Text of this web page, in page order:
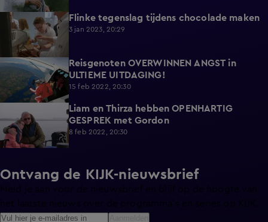
6:30 Flinke tegenslag tijdens chocolade maken
3 jan 2023, 20:29
14:34
Reisgenoten OVERWINNEN ANGST in
ULTIEME UITDAGING!
15 feb 2022, 20:30
Liam en Thirza hebben OPENHARTIG
GESPREK met Gordon
8 feb 2022, 20:30
Ontvang de KIJK-nieuwsbrief
Meld je aan voor de nieuwsbrief en blijf op de hoogte van